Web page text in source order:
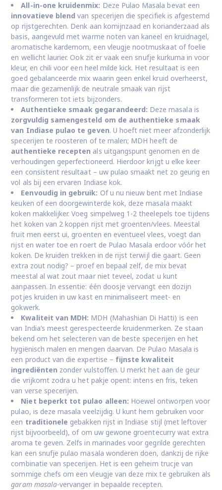
All-in-one kruidenmix: Deze Pulao Masala bevat een
innovatieve blend van specerijen die specifiek is afgestemd
op rijstgerechten. Denk aan komijnzaad en korianderzaad als
basis, aangevuld met warme noten van kaneel en kruidnagel,
aromatische kardemom, een vleugje nootmuskaat of foelie
en wellicht laurier. Ook zit er vaak een snufje kurkuma in voor
kleur, en chili voor een heel milde kick. Het resultaat is een
goed gebalanceerde mix waarin geen enkel kruid overheerst,
maar die gezamenlijk de neutrale smaak van rijst
transformeren tot iets bijzonders.
Authentieke smaak gegarandeerd: Deze masala is
zorgvuldig samengesteld om de authentieke smaak
van Indiase pulao te geven. U hoeft niet meer afzonderlijk
specerijen te roosteren of te malen; MDH heeft de
authentieke recepten als uitgangspunt genomen en de
verhoudingen geperfectioneerd. Hierdoor krijgt u elke keer
een consistent resultaat – uw pulao smaakt net zo geurig en
vol als bij een ervaren Indiase kok.
Eenvoudig in gebruik: Of u nu nieuw bent met Indiase
keuken of een doorgewinterde kok, deze masala maakt
koken makkelijker. Voeg simpelweg 1-2 theelepels toe tijdens
het koken van 2 koppen rijst met groenten/vlees. Meestal
fruit men eerst ui, groenten en eventueel vlees, voegt dan
rijst en water toe en roert de Pulao Masala erdoor vóór het
koken. De kruiden trekken in de rijst terwijl die gaart. Geen
extra zout nodig? – proef en bepaal zelf, de mix bevat
meestal al wat zout maar niet teveel, zodat u kunt
aanpassen. In essentie: één doosje vervangt een dozijn
potjes kruiden in uw kast en minimaliseert meet- en
gokwerk.
Kwaliteit van MDH: MDH (Mahashian Di Hatti) is een
van India’s meest gerespecteerde kruidenmerken. Ze staan
bekend om het selecteren van de beste specerijen en het
hygiënisch malen en mengen daarvan. De Pulao Masala is
een product van die expertise – fijnste kwaliteit
ingrediënten zonder vulstoffen. U merkt het aan de geur
die vrijkomt zodra u het pakje opent: intens en fris, teken
van verse specerijen.
Niet beperkt tot pulao alleen: Hoewel ontworpen voor
pulao, is deze masala veelzijdig. U kunt hem gebruiken voor
een traditionele gebakken rijst in Indiase stijl (met leftover
rijst bijvoorbeeld), of om uw gewone groentecurry wat extra
aroma te geven. Zelfs in marinades voor gegrilde gerechten
kan een snufje pulao masala wonderen doen, dankzij de rijke
combinatie van specerijen. Het is een geheim trucje van
sommige chefs om een vleugje van deze mix te gebruiken als
garam masala-vervanger in bepaalde recepten.